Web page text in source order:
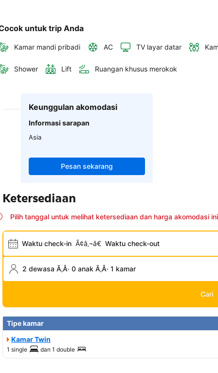
untuk trip Anda
Kamar mandi pribadi AC TV layar datar
Shower Lift Ruangan khusus merokok
Keunggulan akomodasi
Informasi sarapan
Asia
Pesan sekarang
Ketersediaan
Pilih tanggal untuk melihat ketersediaan dan harga akomodasi ini
Waktu check-in Ã¢â‚¬â€ Waktu check-out
2 dewasa Ã‚Â· 0 anak Ã‚Â· 1 kamar
Cari
Tipe kamar
Kamar Twin
1 single dan 1 double